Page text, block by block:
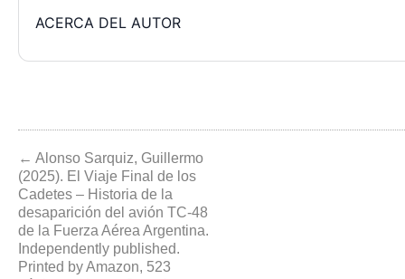
ACERCA DEL AUTOR
← Alonso Sarquiz, Guillermo
(2025). El Viaje Final de los
Cadetes – Historia de la
desaparición del avión TC-48
de la Fuerza Aérea Argentina.
Independently published.
Printed by Amazon, 523